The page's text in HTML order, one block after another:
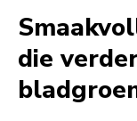
die